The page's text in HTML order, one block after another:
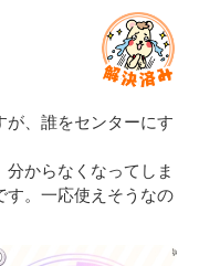
が、誰をセンターにす
からなくなってしま
す。一応使えそうなの